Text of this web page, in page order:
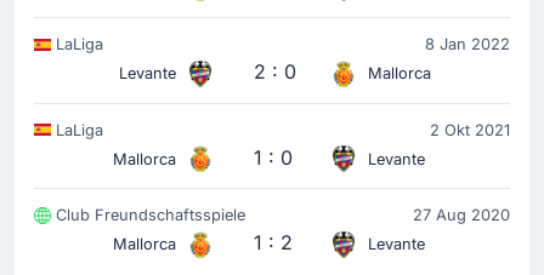
LaLiga
8 Jan 2022
Levante
2 : 0 Mallorca
LaLiga
2 Okt 2021
Mallorca
1 : 0 Levante
Club Freundschaftsspiele
27 Aug 2020
Mallorca
1 : 2 Levante